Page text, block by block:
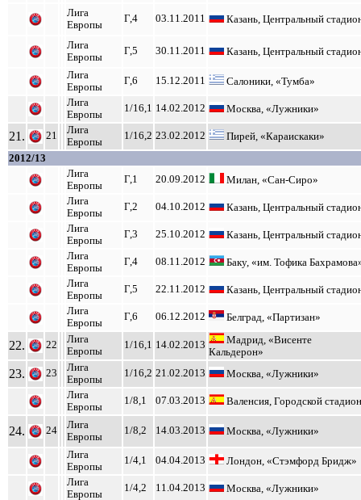
Лига
Европы
Г,4 03.11.2011 Казань, Центральный
Лига
Европы
Г,5 30.11.2011 Казань, Центральный
Лига
Европы
Г,6 15.12.2011
Салоники, «Тумба»
Лига
Европы
1/16,1 14.02.2012 Москва, «Лужники»
21. 21
Лига
Европы
1/16,2 23.02.2012 Пирей, «Караискаки»
2012/13
Лига
Европы
Г,1 20.09.2012
Милан, «Сан-Сиро»
Лига
Европы
Г,2 04.10.2012
Казань, Центральный
Лига
Европы
Г,3 25.10.2012
Казань, Центральный
Лига
Европы
Г,4 08.11.2012
Баку, «им. Тофика
Лига
Европы
Г,5 22.11.2012
Казань, Центральный
Лига
Европы
Г,6 06.12.2012 Белград, «Партизан»
22. 22
Лига
Европы
1/16,1 14.02.2013
Мадрид, «Висенте
Кальдерон»
23. 23
Лига
Европы
1/16,2 21.02.2013
Москва, «Лужники»
Лига
Европы
1/8,1 07.03.2013 Валенсия, Городской стадион
24. 24
Лига
Европы
1/8,2 14.03.2013 Москва, «Лужники»
Лига
Европы
1/4,1 04.04.2013
Лондон, «Стэмфорд Бридж»
Лига
Европы
1/4,2 11.04.2013 Москва, «Лужники»